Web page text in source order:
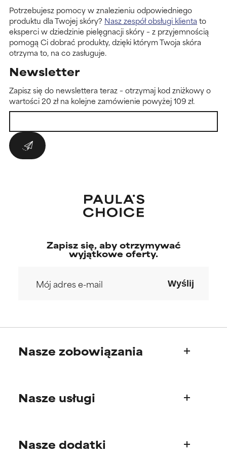
Potrzebujesz pomocy w znalezieniu odpowiedniego
produktu dla Twojej skóry? Nasz zespół obsługi klienta to
eksperci w dziedzinie pielęgnacji skóry – z przyjemnością
pomogą Ci dobrać produkty, dzięki którym Twoja skóra
otrzyma to, na co zasługuje.
Newsletter
Zapisz się do newslettera teraz – otrzymaj kod zniżkowy o
wartości 20 zł na kolejne zamówienie powyżej 109 zł.
Zapisz się, aby otrzymywać
wyjątkowe oferty.
Wyślij
Nasze zobowiązania
Nasza historia
Nasze usługi
Najczęściej zadawane pytania
Nasze dodatki